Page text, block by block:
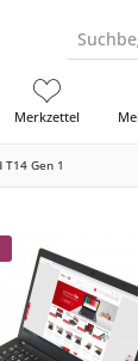
Merkzettel
T14 Gen 1